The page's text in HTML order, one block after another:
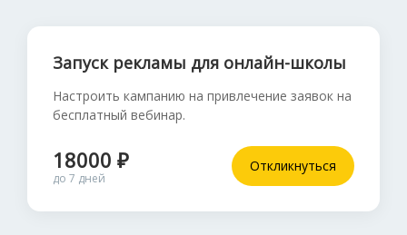
Запуск рекламы для онлайн-школы
Настроить кампанию на привлечение заявок на
бесплатный вебинар.
18000 ₽
до 7 дней
Откликнуться